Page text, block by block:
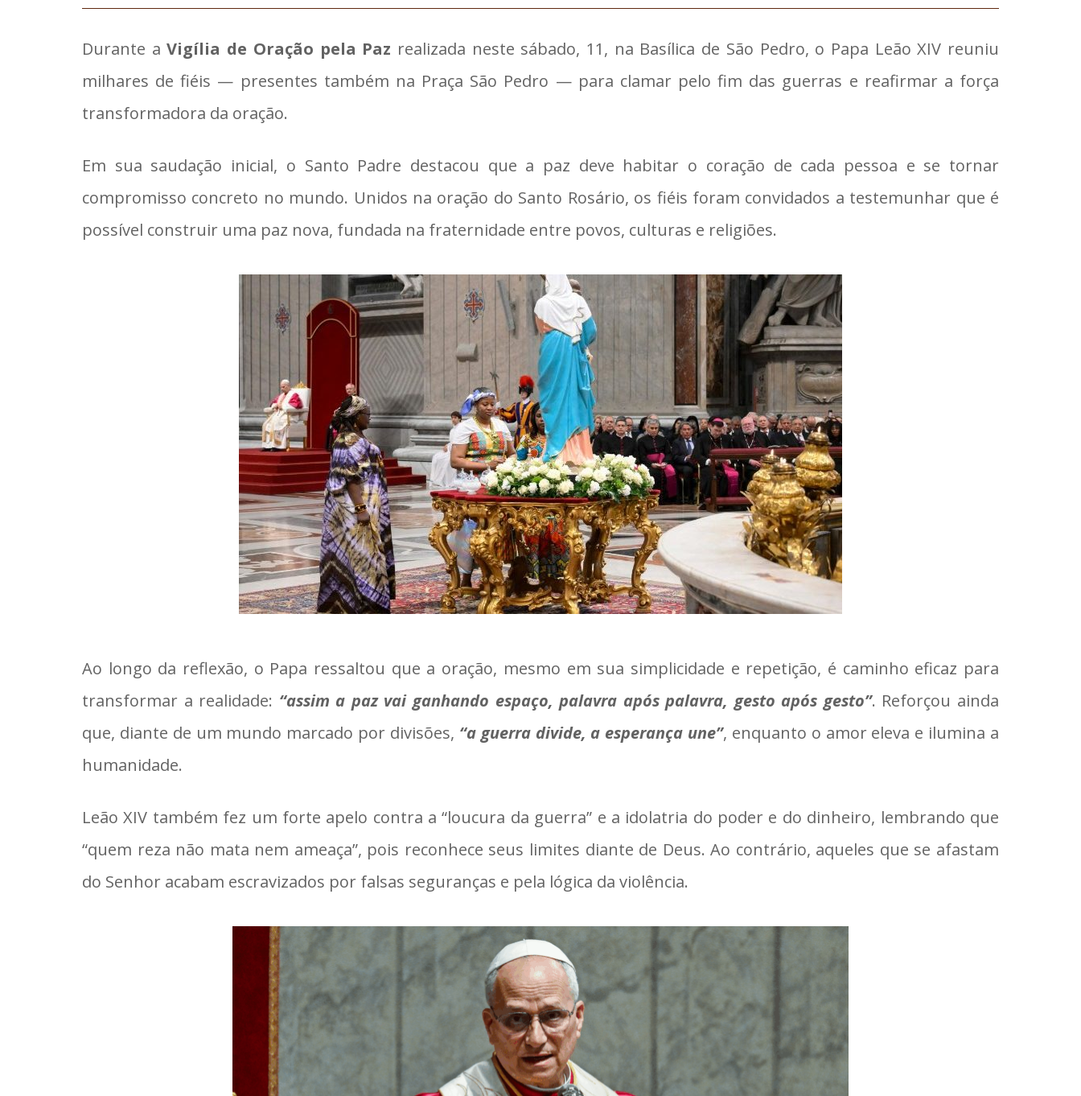
Durante a Vigília de Oração pela Paz realizada neste sábado, 11, na Basílica de São Pedro, o Papa Leão XIV reuniu
milhares de fiéis — presentes também na Praça São Pedro — para clamar pelo fim das guerras e reafirmar a força
transformadora da oração.
Em sua saudação inicial, o Santo Padre destacou que a paz deve habitar o coração de cada pessoa e se tornar
compromisso concreto no mundo. Unidos na oração do Santo Rosário, os fiéis foram convidados a testemunhar que é
possível construir uma paz nova, fundada na fraternidade entre povos, culturas e religiões.
Ao longo da reflexão, o Papa ressaltou que a oração, mesmo em sua simplicidade e repetição, é caminho eficaz para
transformar a realidade: “assim a paz vai ganhando espaço, palavra após palavra, gesto após gesto”. Reforçou ainda
que, diante de um mundo marcado por divisões, “a guerra divide, a esperança une”, enquanto o amor eleva e ilumina a
humanidade.
Leão XIV também fez um forte apelo contra a “loucura da guerra” e a idolatria do poder e do dinheiro, lembrando que
“quem reza não mata nem ameaça”, pois reconhece seus limites diante de Deus. Ao contrário, aqueles que se afastam
do Senhor acabam escravizados por falsas seguranças e pela lógica da violência.